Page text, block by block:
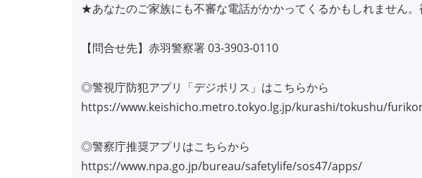
★あなたのご家族にも不審な電話がかかってくるかもしれません。
【問合せ先】赤羽警察署 03-3903-0110
◎警視庁防犯アプリ「デジポリス」はこちらから
https://www.keishicho.metro.tokyo.lg.jp/kurashi/tokushu/
◎警察庁推奨アプリはこちらから
https://www.npa.go.jp/bureau/safetylife/sos47/apps/